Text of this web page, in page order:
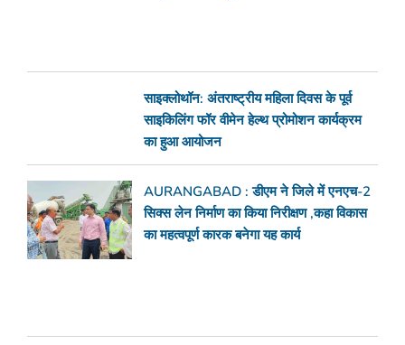
साइक्लोथॉन: अंतराष्ट्रीय महिला दिवस के पूर्व
साइकिलिंग फॉर वीमेन हेल्थ प्रोमोशन कार्यक्रम
का हुआ आयोजन
AURANGABAD : डीएम ने जिले में एनएच-2
सिक्स लेन निर्माण का किया निरीक्षण ,कहा विकास
का महत्वपूर्ण कारक बनेगा यह कार्य